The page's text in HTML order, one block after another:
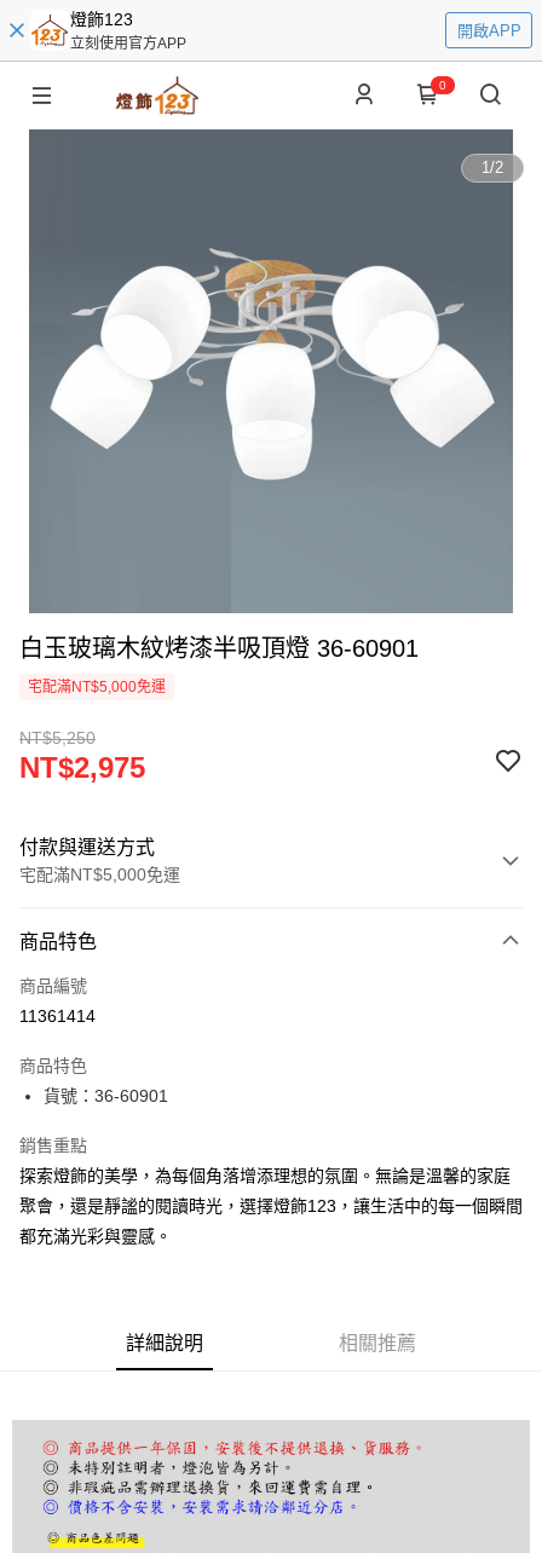
燈飾123
立刻使用官方APP
開啟APP
0
1/2
白玉玻璃木紋烤漆半吸頂燈 36-60901
宅配滿NT$5,000免運
NT$5,250
NT$2,975
付款與運送方式
宅配滿NT$5,000免運
信用卡一次付款
LINE Pay
街口支付
悠遊付
Google Pay
全盈+PAY
AFTEE先享後付是「在收到商品之後才付款」的支付方式。 讓您購物簡單
【「AFTEE先享後付」結帳流程】
１．於結帳方式選擇「AFTEE先享後付」後，將跳轉至「AFTEE先享後付」
２．訂單成立數日內，您將收到繳費通知簡訊。
宅配
每筆NT$180，滿NT$5,000(含以上)免運費
商品特色
商品編號
11361414
商品特色
貨號：36-60901
銷售重點
探索燈飾的美學，為每個角落增添理想的氛圍。無論是溫馨的家庭
聚會，還是靜謐的閱讀時光，選擇燈飾123，讓生活中的每一個瞬間
都充滿光彩與靈感。
詳細說明 相關推薦